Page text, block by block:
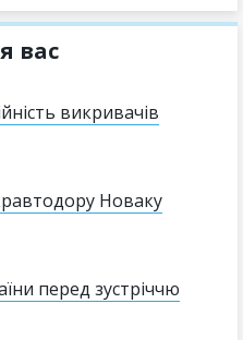
вас
викривачів
Новаку
перед зустріччю